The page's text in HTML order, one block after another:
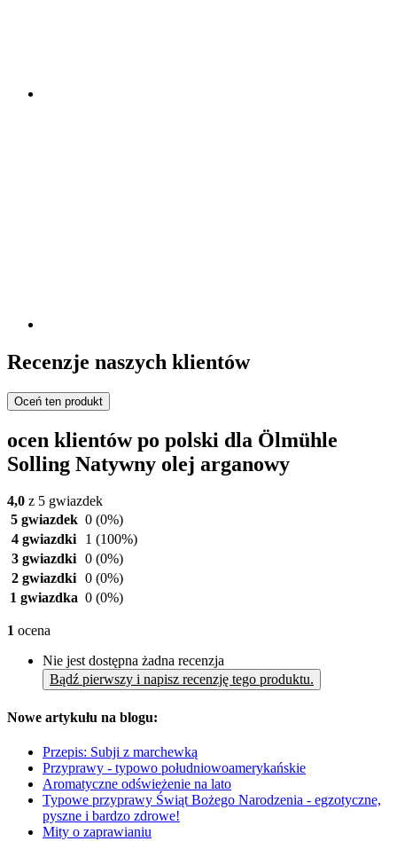
Recenzje naszych klientów
Oceń ten produkt
ocen klientów po polski dla Ölmühle
Solling Natywny olej arganowy
4,0 z 5 gwiazdek
5 gwiazdek 0 (0%)
4 gwiazdki
1 (100%)
3 gwiazdki 0 (0%)
2 gwiazdki 0 (0%)
1 gwiazdka 0 (0%)
1 ocena
Nie jest dostępna żadna recenzja
Bądź pierwszy i napisz recenzję tego produktu.
Nowe artykułu na blogu:
Przepis: Subji z marchewką
Przyprawy - typowo południowoamerykańskie
Aromatyczne odświeżenie na lato
Typowe przyprawy Świąt Bożego Narodzenia - egzotyczne,
pyszne i bardzo zdrowe!
Mity o zaprawianiu